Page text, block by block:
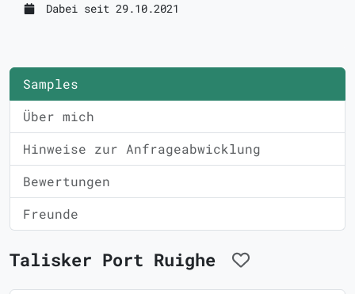
Dabei seit 29.10.2021
Samples
Über mich
Hinweise zur Anfrageabwicklung
Bewertungen
Freunde
Talisker Port Ruighe